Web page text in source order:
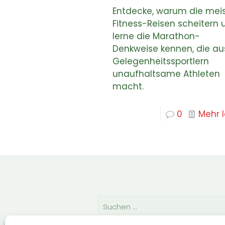
Entdecke, warum die
Fitness-Reisen scheitern
lerne die Marathon-
Denkweise kennen, die
Gelegenheitssportlern
unaufhaltsame Athleten
macht.
0 Mehr